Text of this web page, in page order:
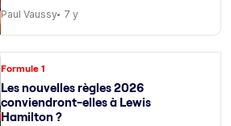
Paul Vaussy 7 y
Formule 1
Les nouvelles règles 2026
conviendront-elles à Lewis
Hamilton ?